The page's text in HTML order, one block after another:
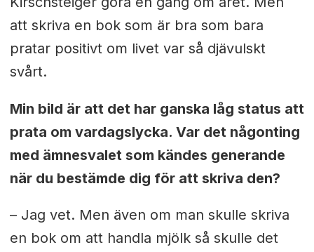
att skriva en bok som är bra som bara
pratar positivt om livet var så djävulskt
svårt.
Min bild är att det har ganska låg status att
prata om vardagslycka. Var det någonting
med ämnesvalet som kändes generande
när du bestämde dig för att skriva den?
– Jag vet. Men även om man skulle skriva
en bok om att handla mjölk så skulle det